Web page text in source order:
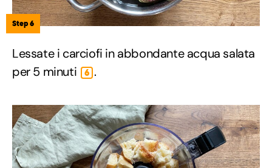
Step 6
Lessate i carciofi in abbondante acqua salata
per 5 minuti
6 .